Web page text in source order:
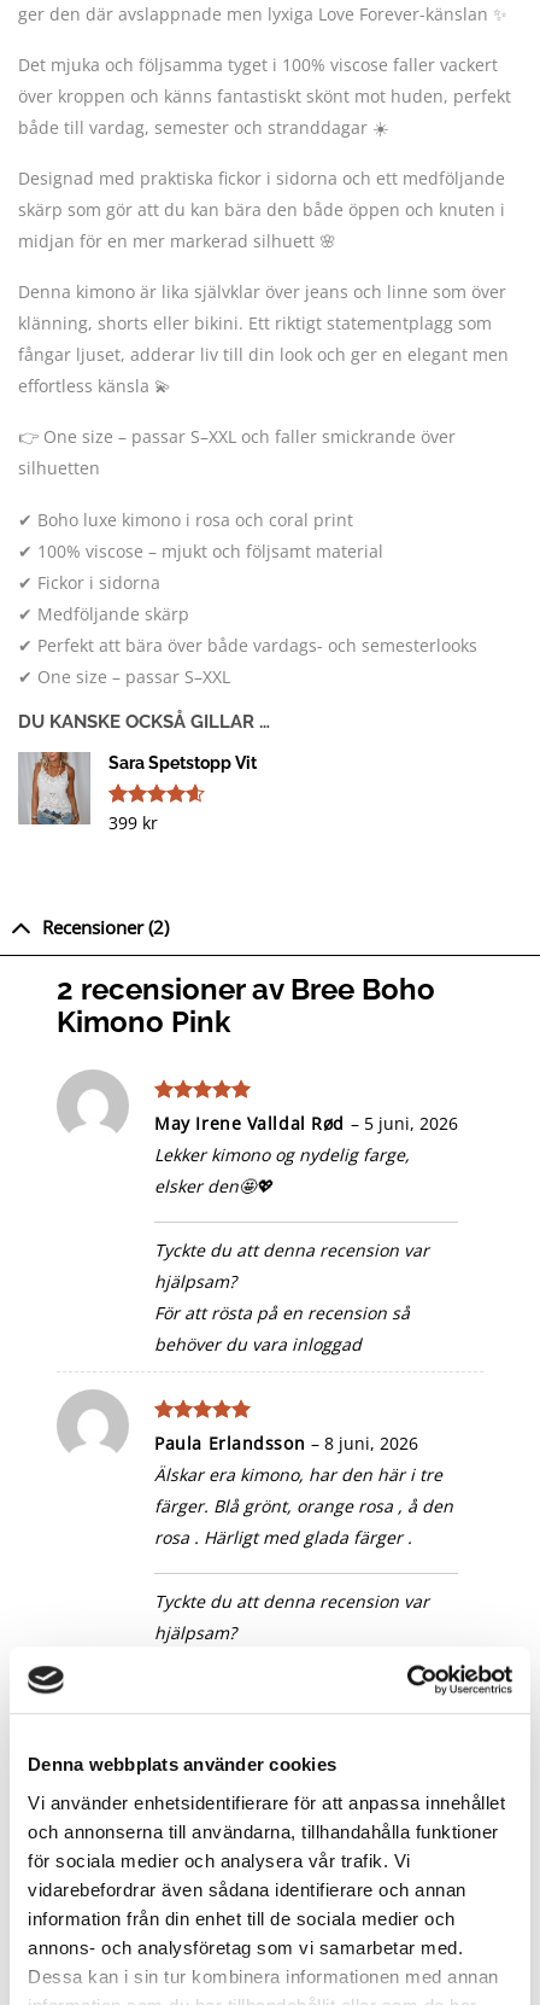
Denna webbplats använder cookies
Vi använder enhetsidentifierare för att anpassa innehållet
och annonserna till användarna, tillhandahålla funktioner
för sociala medier och analysera vår trafik. Vi
vidarebefordrar även sådana identifierare och annan
information från din enhet till de sociala medier och
annons- och analysföretag som vi samarbetar med.
Dessa kan i sin tur kombinera informationen med annan
ger den där avslappnade men lyxiga Love Forever-känslan ✨
Det mjuka och följsamma tyget i 100% viscose faller vackert
över kroppen och känns fantastiskt skönt mot huden, perfekt
både till vardag, semester och stranddagar ☀️
Designad med praktiska fickor i sidorna och ett medföljande
skärp som gör att du kan bära den både öppen och knuten i
midjan för en mer markerad silhuett 🌸
Denna kimono är lika självklar över jeans och linne som över
klänning, shorts eller bikini. Ett riktigt statementplagg som
fångar ljuset, adderar liv till din look och ger en elegant men
effortless känsla 💫
👉 One size – passar S–XXL och faller smickrande över
silhuetten
✔ Boho luxe kimono i rosa och coral print
✔ 100% viscose – mjukt och följsamt material
✔ Fickor i sidorna
✔ Medföljande skärp
✔ Perfekt att bära över både vardags- och semesterlooks
✔ One size – passar S–XXL
DU KANSKE OCKSÅ GILLAR …
Sara Spetstopp Vit
Betygsatt
13
399 kr
Recensioner (2)
2 recensioner av Bree Boho
Kimono Pink
Betygsatt5
av 5
May Irene Valldal Rød – 5 juni, 2026
Lekker kimono og nydelig farge,
elsker den🤩💖
Tyckte du att denna recension var
hjälpsam?
För att rösta på en recension så
behöver du vara inloggad
Betygsatt5
Paula Erlandsson – 8 juni, 2026
Älskar era kimono, har den här i tre
färger. Blå grönt, orange rosa , å den
rosa . Härligt med glada färger .
Tyckte du att denna recension var
hjälpsam?
För att rösta på en recension så
Endast inloggade kunder som har köpt
denna produkt får lämna en recension.